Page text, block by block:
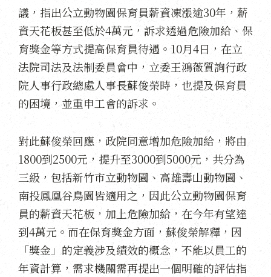
議，指出公立動物園保育員薪資凍漲逾30年，薪
資天花板甚至低於4萬元，訴求透過危險加給、保
育獎金等方式提高保育員待遇。10月4日，在立
法院司法及法制委員會中，立委王鴻薇質詢行政
院人事行政總處人事長蘇俊榮時，也提及保育員
的困境，並重申工會的訴求。
對此蘇俊榮回應，政院同意增加危險加給，將由
1800到2500元，提升至3000到5000元，共分為
三級，包括新竹市立動物園、高雄壽山動物園、
南投鳳凰谷鳥園皆適用之，因此公立動物園保育
員的薪資天花板，加上危險加給，在今年有望達
到4萬元。而在保育獎金方面，蘇俊榮解釋，因
「獎金」的定義涉及績效的概念，不能以員工的
年資計算，需求機關需再提出一個明確的評估指